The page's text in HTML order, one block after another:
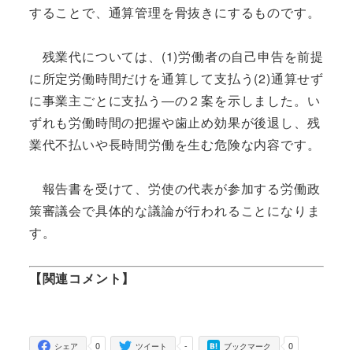
することで、通算管理を骨抜きにするものです。
残業代については、(1)労働者の自己申告を前提
に所定労働時間だけを通算して支払う(2)通算せず
に事業主ごとに支払う―の２案を示しました。い
ずれも労働時間の把握や歯止め効果が後退し、残
業代不払いや長時間労働を生む危険な内容です。
報告書を受けて、労使の代表が参加する労働政
策審議会で具体的な議論が行われることになりま
す。
【関連コメント】
0
シェア -
ツイート 0
ブックマーク